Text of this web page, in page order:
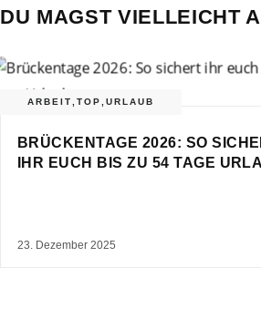
DU MAGST VIELLEICHT
ARBEIT TOP URLAUB
BRÜCKENTAGE 2026: SO
IHR EUCH BIS ZU 54 TAGE
23. Dezember 2025